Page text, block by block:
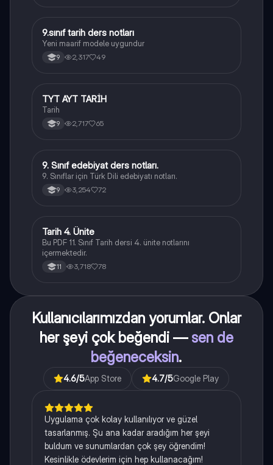
Tarih
9.sınıf tarih ders notları
Yeni maarif modele uygundur
9 2,317 49
Tarih
TYT AYT TARİH
Tarih
9 2,717 65
Türk Dili ve Edebiyatı
9. Sınıf edebiyat ders notları.
9. Sınıflar için Türk Dili edebiyatı notları.
9 3,254 72
Tarih
Tarih 4. Ünite
Bu PDF 11. Sınıf Tarih dersi 4. ünite notlarını
içermektedir.
11 3,718 78
Kullanıcılarımızdan yorumlar. Onlar
her şeyi çok beğendi — sen de
beğeneceksin.
4.6/5App Store 4.7/5Google Play
Uygulama çok kolay kullanılıyor ve güzel
tasarlanmış. Şu ana kadar aradığım her şeyi
buldum ve sunumlardan çok şey öğrendim!
Kesinlikle ödevlerim için hep kullanacağım!